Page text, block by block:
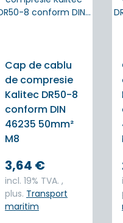
Cap de cablu
de compresie
Kalitec DR50-8
conform DIN
46235 50mm²
M8
3,64 €
incl. 19% TVA. ,
plus. Transport
maritim